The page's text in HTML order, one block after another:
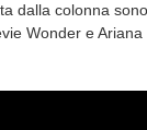
dalla colonna
Wonder e